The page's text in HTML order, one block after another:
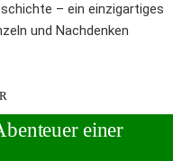
– ein einzigartiges
und Nachdenken
einer